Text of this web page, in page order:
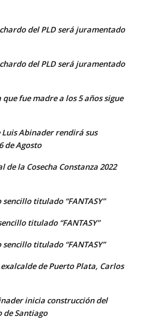
del PLD será juramentado
del PLD será juramentado
fue madre a los 5 años sigue
Luis Abinader rendirá sus
de Agosto
de la Cosecha Constanza 2022
titulado “FANTASY”
titulado “FANTASY”
titulado “FANTASY”
de Puerto Plata, Carlos
inicia construcción del
de Santiago